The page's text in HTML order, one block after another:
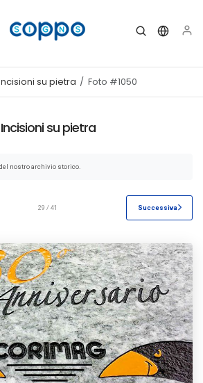
su pietra Foto #1050
Incisioni su pietra
nostro archivio storico.
29 / 41 Successiva